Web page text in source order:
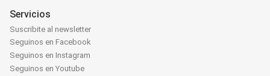
Servicios
Suscribite al newsletter
Seguinos en Facebook
Seguinos en Instagram
Seguinos en Youtube